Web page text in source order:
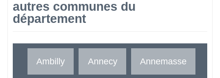
autres communes du
département
Ambilly Annecy Annemasse